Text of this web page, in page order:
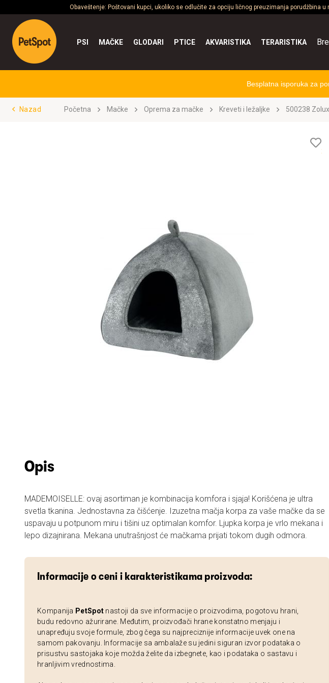
Obaveštenje: Poštovani kupci, ukoliko se odlučite za opciju ličnog preuzimanja
PSI MAČKE GLODARI PTICE AKVARISTIKA TERARISTIKA
Besplatna isporuka za
Nazad Početna Mačke Oprema za mačke Kreveti i ležaljke 500238
Opis
MADEMOISELLE: ovaj asortiman je kombinacija komfora i sjaja! Korišćena je ultra
svetla tkanina. Jednostavna za čišćenje. Izuzetna mačja korpa za vaše mačke da se
uspavaju u potpunom miru i tišini uz optimalan komfor. Ljupka korpa je vrlo mekana i
lepo dizajnirana. Mekana unutrašnjost će mačkama prijati tokom dugih odmora.
Informacije o ceni i karakteristikama proizvoda:
Kompanija PetSpot nastoji da sve informacije o proizvodima, pogotovu hrani,
budu redovno ažurirane. Međutim, proizvođači hrane konstatno menjaju i
unapređuju svoje formule, zbog čega su najpreciznije informacije uvek one na
samom pakovanju. Informacije sa ambalaže su jedini siguran izvor podataka o
prisustvu sastojaka koje možda želite da izbegnete, kao i podataka o sastavu i
hranljivim vrednostima.